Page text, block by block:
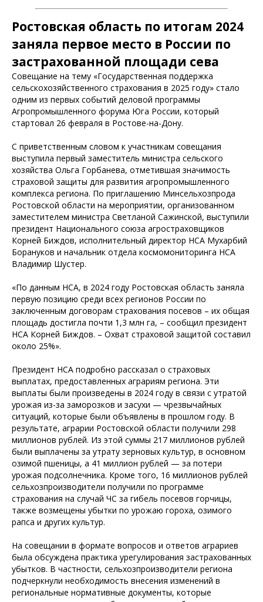
Ростовская область по итогам 2024
заняла первое место в России по
застрахованной площади сева
Совещание на тему «Государственная поддержка
сельскохозяйственного страхования в 2025 году» стало
одним из первых событий деловой программы
Агропромышленного форума Юга России, который
стартовал 26 февраля в Ростове-на-Дону.
С приветственным словом к участникам совещания
выступила первый заместитель министра сельского
хозяйства Ольга Горбанева, отметившая значимость
страховой защиты для развития агропромышленного
комплекса региона. По приглашению Минсельхозпрода
Ростовской области на мероприятии, организованном
заместителем министра Светланой Сажинской, выступили
президент Национального союза агростраховщиков
Корней Биждов, исполнительный директор НСА Мухарбий
Борануков и начальник отдела космомониторинга НСА
Владимир Шустер.
«По данным НСА, в 2024 году Ростовская область заняла
первую позицию среди всех регионов России по
заключенным договорам страхования посевов – их общая
площадь достигла почти 1,3 млн га, – сообщил президент
НСА Корней Биждов. – Охват страховой защитой составил
около 25%».
Президент НСА подробно рассказал о страховых
выплатах, предоставленных аграриям региона. Эти
выплаты были произведены в 2024 году в связи с утратой
урожая из-за заморозков и засухи — чрезвычайных
ситуаций, которые были объявлены в прошлом году. В
результате, аграрии Ростовской области получили 298
миллионов рублей. Из этой суммы 217 миллионов рублей
были выплачены за утрату зерновых культур, в основном
озимой пшеницы, а 41 миллион рублей — за потери
урожая подсолнечника. Кроме того, 16 миллионов рублей
сельхозпроизводители получили по программе
страхования на случай ЧС за гибель посевов горчицы,
также возмещены убытки по урожаю гороха, озимого
рапса и других культур.
На совещании в формате вопросов и ответов аграриев
была обсуждена практика урегулирования застрахованных
убытков. В частности, сельхозпроизводители региона
подчеркнули необходимость внесения изменений в
региональные нормативные документы, которые